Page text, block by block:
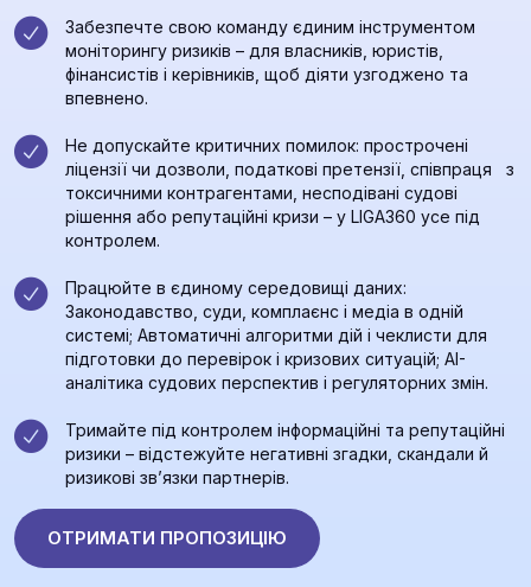
Забезпечте свою команду єдиним інструментом
моніторингу ризиків – для власників, юристів,
фінансистів і керівників, щоб діяти узгоджено та
впевнено.
Не допускайте критичних помилок: прострочені
ліцензії чи дозволи, податкові претензії, співпраця з
токсичними контрагентами, несподівані судові
рішення або репутаційні кризи – у LIGA360 усе під
контролем.
Працюйте в єдиному середовищі даних:
Законодавство, суди, комплаєнс і медіа в одній
системі; Автоматичні алгоритми дій і чеклисти для
підготовки до перевірок і кризових ситуацій; AI-
аналітика судових перспектив і регуляторних змін.
Тримайте під контролем інформаційні та репутаційні
ризики – відстежуйте негативні згадки, скандали й
ризикові зв’язки партнерів.
ОТРИМАТИ ПРОПОЗИЦІЮ